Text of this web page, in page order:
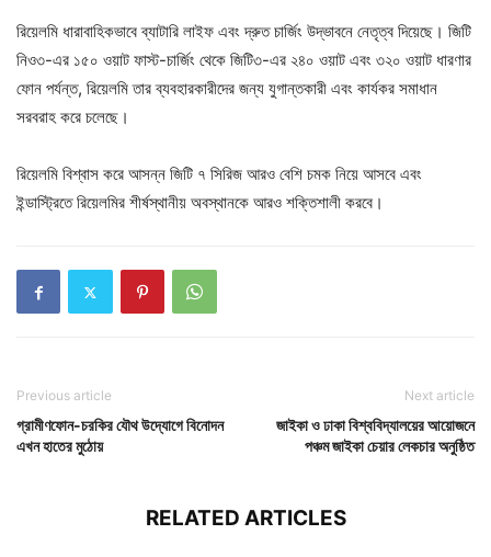
রিয়েলমি ধারাবাহিকভাবে ব্যাটারি লাইফ এবং দ্রুত চার্জিং উদ্ভাবনে নেতৃত্ব দিয়েছে। জিটি
নিও৩-এর ১৫০ ওয়াট ফাস্ট-চার্জিং থেকে জিটি৩-এর ২৪০ ওয়াট এবং ৩২০ ওয়াট ধারণার
ফোন পর্যন্ত, রিয়েলমি তার ব্যবহারকারীদের জন্য যুগান্তকারী এবং কার্যকর সমাধান
সরবরাহ করে চলেছে।
রিয়েলমি বিশ্বাস করে আসন্ন জিটি ৭ সিরিজ আরও বেশি চমক নিয়ে আসবে এবং
ইন্ডাস্ট্রিতে রিয়েলমির শীর্ষস্থানীয় অবস্থানকে আরও শক্তিশালী করবে।
Previous article
গ্রামীণফোন-চরকির যৌথ উদ্যোগে বিনোদন
এখন হাতের মুঠোয়
Next article
জাইকা ও ঢাকা বিশ্ববিদ্যালয়ের আয়োজনে
পঞ্চম জাইকা চেয়ার লেকচার অনুষ্ঠিত
RELATED ARTICLES